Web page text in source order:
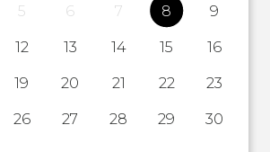
5 6 7 8
9
12 13 14 15
16
19 20 21 22
23
26 27 28 29
30